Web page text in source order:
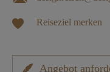
Reiseziel merken
Angebot